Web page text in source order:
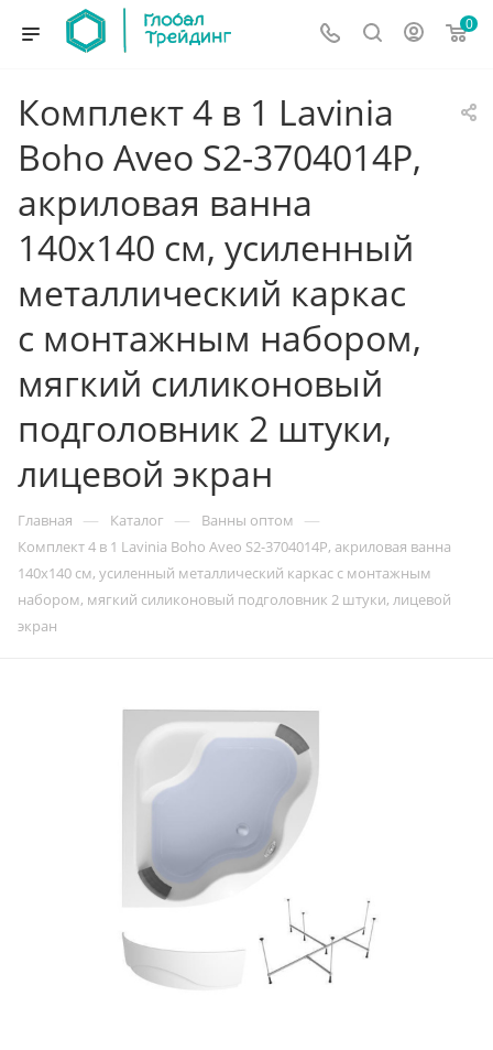
0
Комплект 4 в 1 Lavinia
Boho Aveo S2-3704014P,
акриловая ванна
140x140 см, усиленный
металлический каркас
с монтажным набором,
мягкий силиконовый
подголовник 2 штуки,
лицевой экран
Главная — Каталог — Ванны оптом —
Комплект 4 в 1 Lavinia Boho Aveo S2-3704014P, акриловая ванна
140x140 см, усиленный металлический каркас с монтажным
набором, мягкий силиконовый подголовник 2 штуки, лицевой
экран